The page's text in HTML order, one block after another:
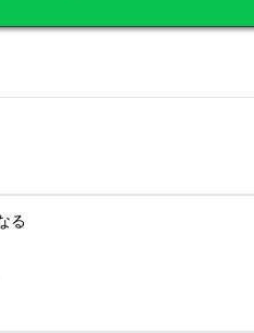
る